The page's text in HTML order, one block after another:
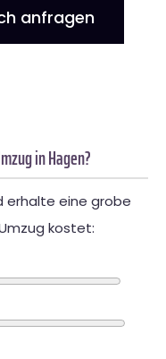
anfragen
in Hagen?
erhalte eine grobe
kostet: